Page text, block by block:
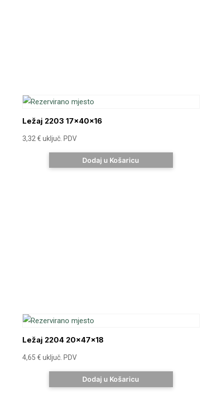
Ležaj 2203 17x40x16
3,32 € uključ. PDV
Dodaj u Košaricu
Ležaj 2204 20x47x18
4,65 € uključ. PDV
Dodaj u Košaricu